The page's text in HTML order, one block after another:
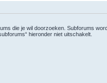
die je wil doorzoeken. Subforums
hieronder niet uitschakelt.